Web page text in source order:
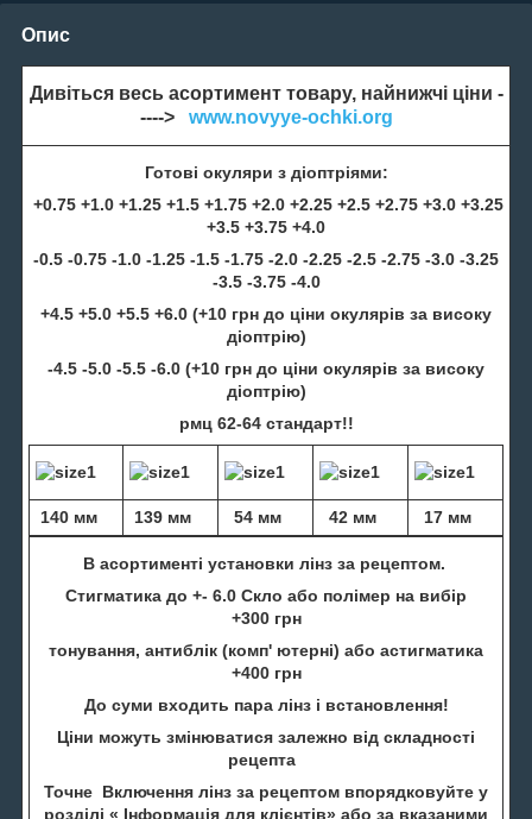
Опис
Дивіться весь асортимент товару, найнижчі ціни -
----> www.novyye-ochki.org
Готові окуляри з діоптріями:
+0.75 +1.0 +1.25 +1.5 +1.75 +2.0 +2.25 +2.5 +2.75 +3.0 +3.25
+3.5 +3.75 +4.0
-0.5 -0.75 -1.0 -1.25 -1.5 -1.75 -2.0 -2.25 -2.5 -2.75 -3.0 -3.25
-3.5 -3.75 -4.0
+4.5 +5.0 +5.5 +6.0 (+10 грн до ціни окулярів за високу
діоптрію)
-4.5 -5.0 -5.5 -6.0 (+10 грн до ціни окулярів за високу
діоптрію)
рмц 62-64 стандарт!!
140 мм 139 мм 54 мм 42 мм 17 мм
В асортименті установки лінз за рецептом.
Стигматика до +- 6.0 Скло або полімер на вибір
+300 грн
тонування, антиблік (комп' ютерні) або астигматика
+400 грн
До суми входить пара лінз і встановлення!
Ціни можуть змінюватися залежно від складності
рецепта
Точне Включення лінз за рецептом впорядковуйте у
розділі « Інформація для клієнтів» або за вказаними